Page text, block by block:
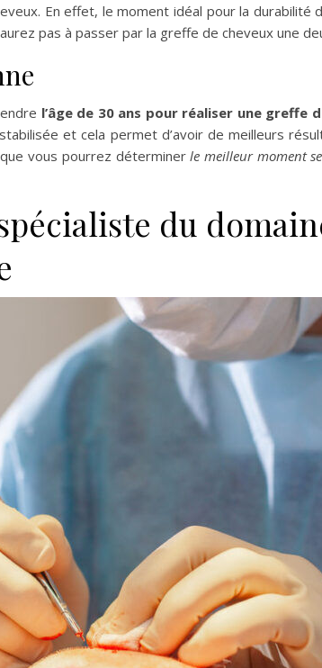
En effet, le moment idéal pour la durabilité
pas à passer par la greffe de cheveux une
l’âge de 30 ans pour réaliser une greffe
et cela permet d’avoir de meilleurs
que vous pourrez déterminerle meilleur moment
du